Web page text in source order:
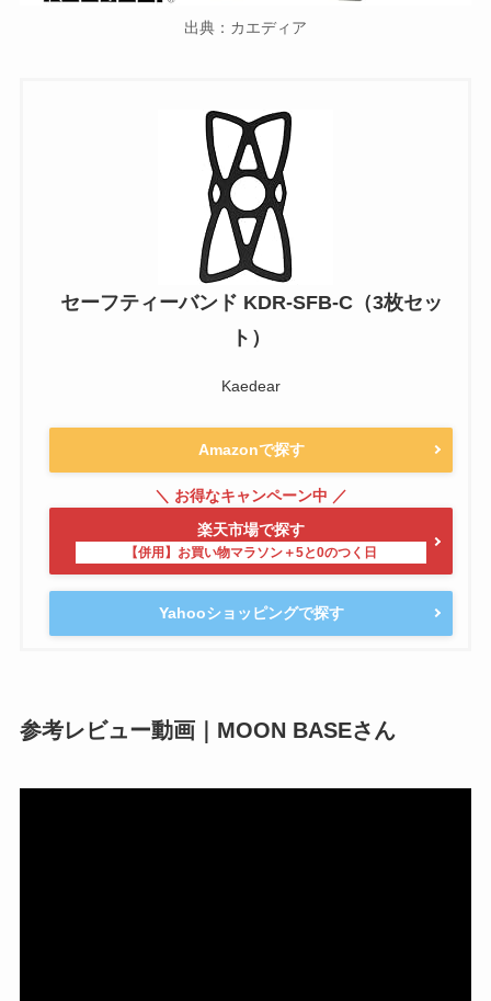
出典：カエディア
セーフティーバンド KDR-SFB-C（3枚セッ
ト）
Kaedear
Amazonで探す
楽天市場で探す
Yahooショッピングで探す
参考レビュー動画｜MOON BASEさん